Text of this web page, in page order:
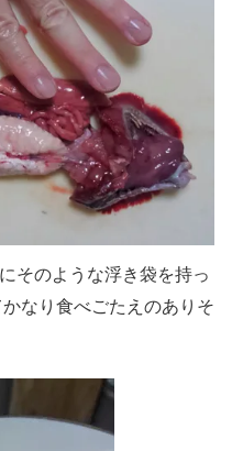
そのような浮き袋を持っ
なり食べごたえのありそ